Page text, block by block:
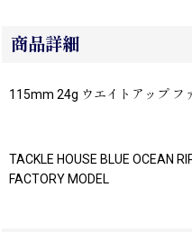
商品詳細
115mm 24g ウエイトアップ フ
TACKLE HOUSE BLUE OCEAN
FACTORY MODEL